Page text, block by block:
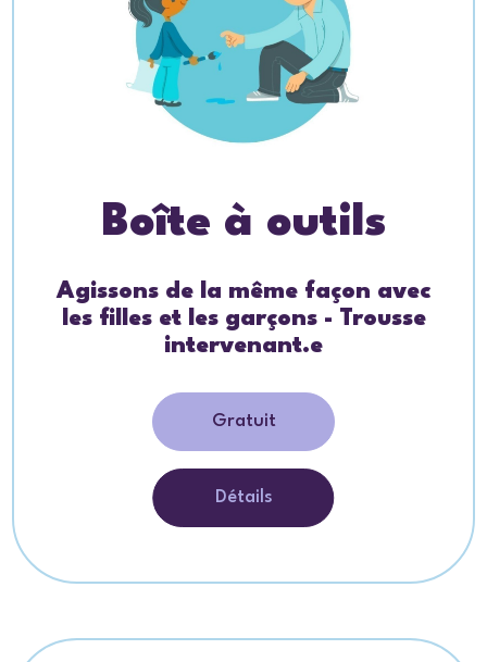
Boîte à outils
Agissons de la même façon avec
les filles et les garçons - Trousse
intervenant.e
Gratuit
Détails